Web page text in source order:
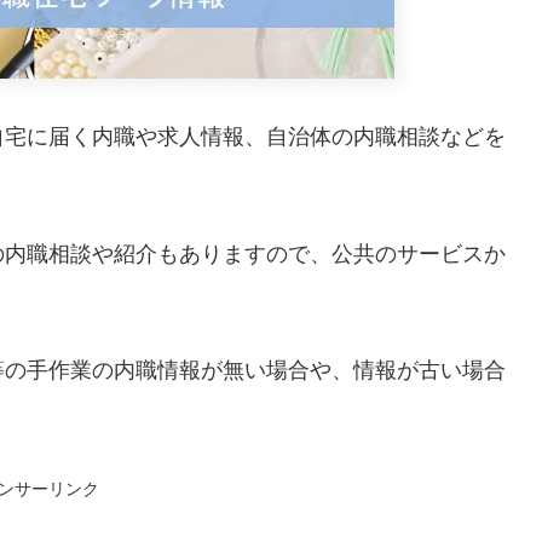
に届く内職や求人情報、自治体の内職相談などを
職相談や紹介もありますので、公共のサービスか
手作業の内職情報が無い場合や、情報が古い場合
サーリンク